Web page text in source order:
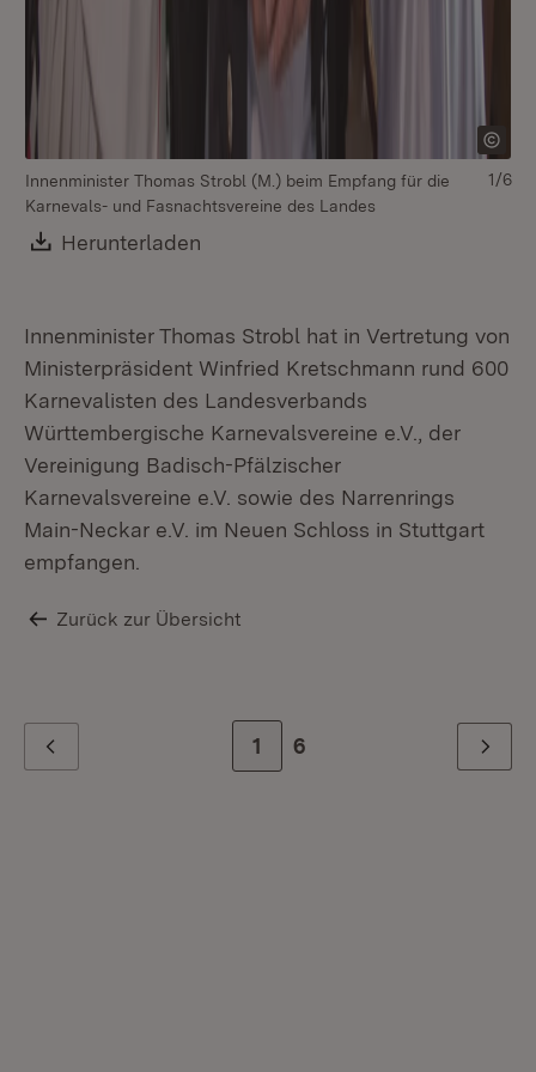
Innenminister Thomas Strobl (M.) beim Empfang für die
Karnevals- und Fasnachtsvereine des Landes
Download:
Herunterladen
1/6
Innenminister Thomas Strobl hat in Vertretung von
Ministerpräsident Winfried Kretschmann rund 600
Karnevalisten des Landesverbands
Württembergische Karnevalsvereine e.V., der
Vereinigung Badisch-Pfälzischer
Karnevalsvereine e.V. sowie des Narrenrings
Main-Neckar e.V. im Neuen Schloss in Stuttgart
empfangen.
Zurück zur Übersicht
Zur Seite
1 Zur letzten Seite
6 Weiter